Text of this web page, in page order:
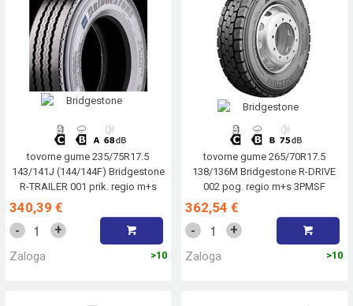
tovorne gume 235/75R17.5
143/141J (144/144F) Bridgestone
R-TRAILER 001 prik. regio m+s
340,39 €
- +
Zaloga >10
tovorne gume 265/70R17.5
138/136M Bridgestone R-DRIVE
002 pog. regio m+s 3PMSF
362,54 €
- +
Zaloga >10